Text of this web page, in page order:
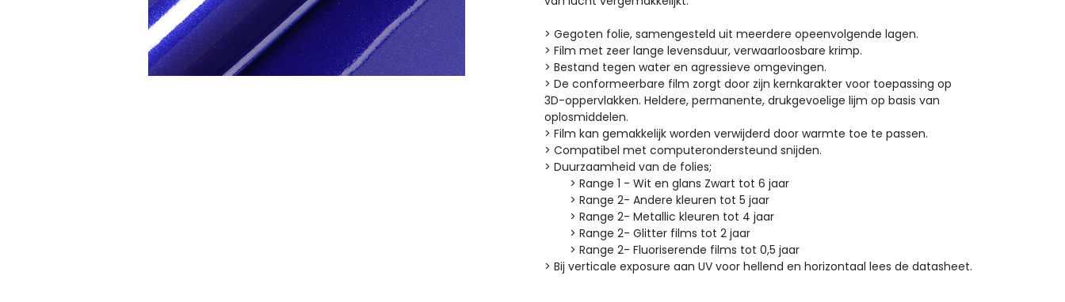
> Gegoten folie, samengesteld uit meerdere opeenvolgende lagen.
> Film met zeer lange levensduur, verwaarloosbare krimp.
> Bestand tegen water en agressieve omgevingen.
> De conformeerbare film zorgt door zijn kernkarakter voor toepassing op
3D-oppervlakken. Heldere, permanente, drukgevoelige lijm op basis van
oplosmiddelen.
> Film kan gemakkelijk worden verwijderd door warmte toe te passen.
> Compatibel met computerondersteund snijden.
> Duurzaamheid van de folies;
> Range 1 - Wit en glans Zwart tot 6 jaar
> Range 2- Andere kleuren tot 5 jaar
> Range 2- Metallic kleuren tot 4 jaar
> Range 2- Glitter films tot 2 jaar
> Range 2- Fluoriserende films tot 0,5 jaar
> Bij verticale exposure aan UV voor hellend en horizontaal lees de datasheet.